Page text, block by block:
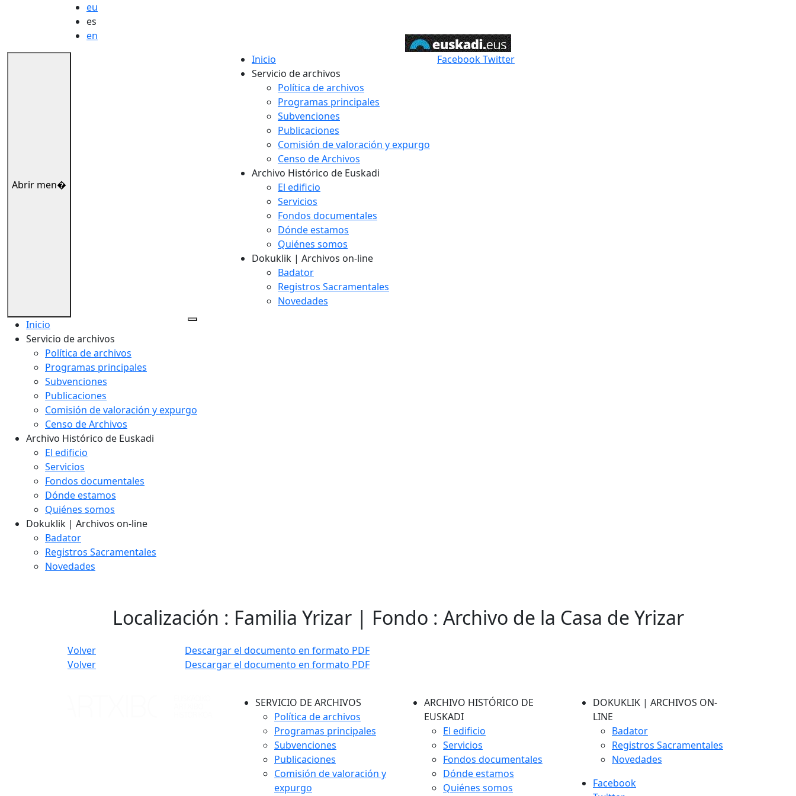
eu
es
en
Abrir men�
Inicio
Servicio de archivos
Política de archivos
Programas principales
Subvenciones
Publicaciones
Comisión de valoración y expurgo
Censo de Archivos
Archivo Histórico de Euskadi
El edificio
Servicios
Fondos documentales
Dónde estamos
Quiénes somos
Dokuklik | Archivos on-line
Badator
Registros Sacramentales
Novedades
FacebookTwitter
Inicio
Servicio de archivos
Política de archivos
Programas principales
Subvenciones
Publicaciones
Comisión de valoración y expurgo
Censo de Archivos
Archivo Histórico de Euskadi
El edificio
Servicios
Fondos documentales
Dónde estamos
Quiénes somos
Dokuklik | Archivos on-line
Badator
Registros Sacramentales
Novedades
Localización : Familia Yrizar | Fondo : Archivo de la Casa de Yrizar
Volver
Descargar el documento en formato PDF
Volver
Descargar el documento en formato PDF
SERVICIO DE ARCHIVOS
Política de archivos
Programas principales
Subvenciones
Publicaciones
Comisión de valoración y
expurgo
ARCHIVO HISTÓRICO DE
EUSKADI
El edificio
Servicios
Fondos documentales
Dónde estamos
Quiénes somos
DOKUKLIK | ARCHIVOS ON-
LINE
Badator
Registros Sacramentales
Novedades
Facebook